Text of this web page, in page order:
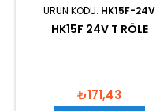
ÜRÜN KODU: HK15F-24V
HK15F 24V T RÖLE
₺171,43